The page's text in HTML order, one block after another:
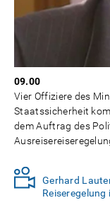
09.00
Vier Offiziere des
Staatssicherheit
dem Auftrag des
Gerhard
Reiseregelung